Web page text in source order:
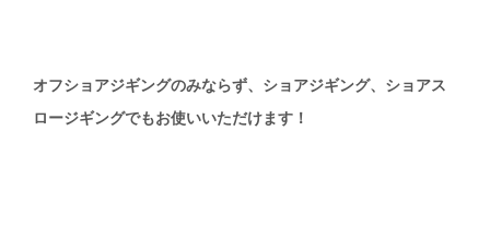
オフショアジギングのみならず、ショアジギング、ショアス
ロージギングでもお使いいただけます！